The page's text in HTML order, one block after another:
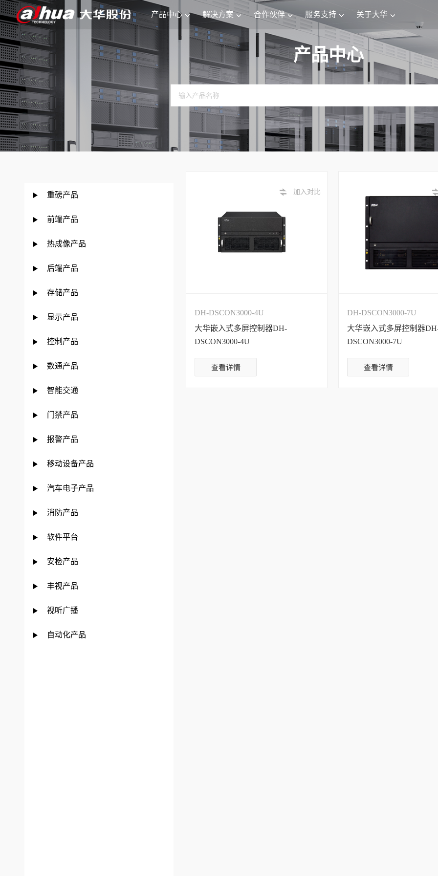
产品中心 解决方案 合作伙伴 服务支持 关于大华
产品中心
重磅产品
前端产品
热成像产品
后端产品
存储产品
显示产品
控制产品
数通产品
智能交通
门禁产品
报警产品
移动设备产品
汽车电子产品
消防产品
软件平台
安检产品
丰视产品
视听广播
自动化产品
加入对比
DH-DSCON3000-4U
大华嵌入式多屏控制器DH-
DSCON3000-4U
查看详情
DH-DSCON3000-7U
大华嵌入式多屏控制器
DSCON3000-7U
查看详情